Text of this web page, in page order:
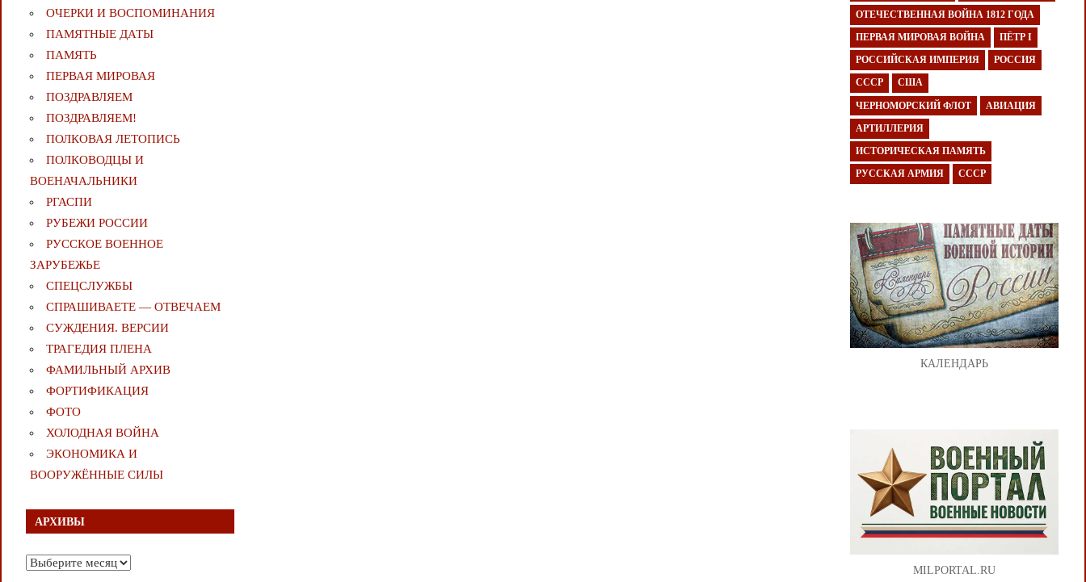
ОЧЕРКИ И ВОСПОМИНАНИЯ
ПАМЯТНЫЕ ДАТЫ
ПАМЯТЬ
ПЕРВАЯ МИРОВАЯ
ПОЗДРАВЛЯЕМ
ПОЗДРАВЛЯЕМ!
ПОЛКОВАЯ ЛЕТОПИСЬ
ПОЛКОВОДЦЫ И
ВОЕНАЧАЛЬНИКИ
РГАСПИ
РУБЕЖИ РОССИИ
РУССКОЕ ВОЕННОЕ
ЗАРУБЕЖЬЕ
СПЕЦСЛУЖБЫ
СПРАШИВАЕТЕ — ОТВЕЧАЕМ
СУЖДЕНИЯ. ВЕРСИИ
ТРАГЕДИЯ ПЛЕНА
ФАМИЛЬНЫЙ АРХИВ
ФОРТИФИКАЦИЯ
ФОТО
ХОЛОДНАЯ ВОЙНА
ЭКОНОМИКА И
ВООРУЖЁННЫЕ СИЛЫ
АРХИВЫ
Архивы
ОТЕЧЕСТВЕННАЯ ВОЙНА 1812 ГОДА
ПЕРВАЯ МИРОВАЯ ВОЙНА ПЁТР I
РОССИЙСКАЯ ИМПЕРИЯ РОССИЯ
СССР США
ЧЕРНОМОРСКИЙ ФЛОТ АВИАЦИЯ
АРТИЛЛЕРИЯ
ИСТОРИЧЕСКАЯ ПАМЯТЬ
РУССКАЯ АРМИЯ СССР
КАЛЕНДАРЬ
MILPORTAL.RU